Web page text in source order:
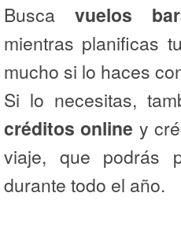
Busca vuelos
mientras planificas
mucho si lo haces
Si lo necesitas,
créditos online y
viaje, que podrás
durante todo el año.